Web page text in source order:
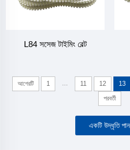
L84 সসেজ টাইমিং বেল্ট
আগেরটি 1 ... 11 12 13
পরবর্তী
একটি উদ্ধৃতি পান